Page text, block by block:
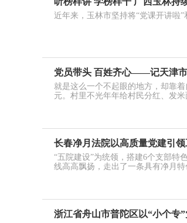
近年来，玉林市坚持将“党课开讲啦
党员带头 百姓齐心——记天津
就是这么一个不起眼的地方，却靠
元。村里不光年年给村民分红、发
长春净月法院以高质量党建引
“五院建设”为统领，搭建6个支部特
线高高飘扬，走出了一条具有净月
浙江省舟山市普陀区以“小个专